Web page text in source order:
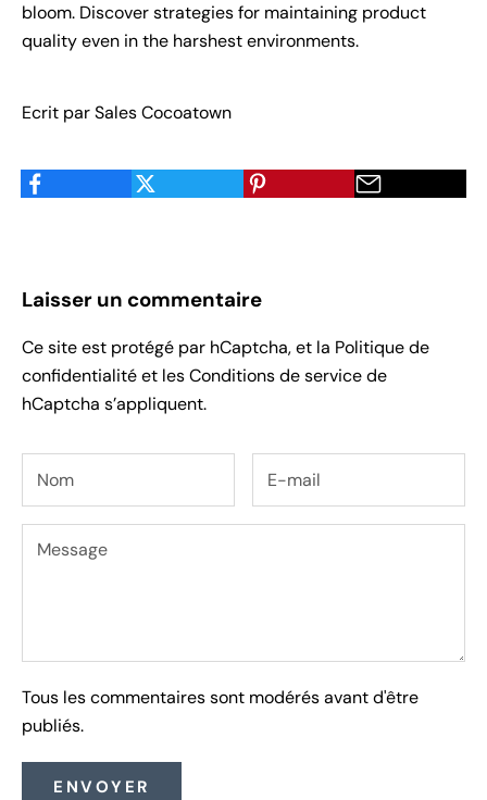
bloom. Discover strategies for maintaining product
quality even in the harshest environments.
Ecrit par Sales Cocoatown
Laisser un commentaire
Ce site est protégé par hCaptcha, et la Politique de
confidentialitéet lesConditions de servicede
hCaptcha s’appliquent.
Tous les commentaires sont modérés avant d'être
publiés.
ENVOYER